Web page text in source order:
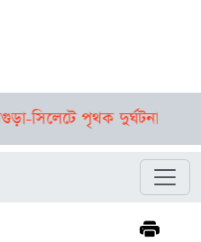
পৃথক দুর্ঘটনা, এক সকালে